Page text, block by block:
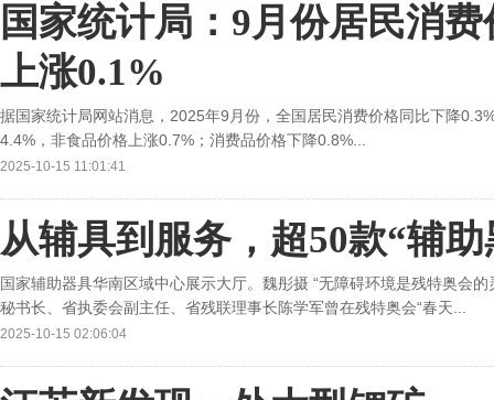
国家统计局：9月份居民消
上涨0.1%
据国家统计局网站消息，2025年9月份，全国居民消费价格同比下降
4.4%，非食品价格上涨0.7%；消费品价格下降0.8%...
2025-10-15 11:01:41
从辅具到服务，超50款“辅
国家辅助器具华南区域中心展示大厅。魏彤摄 “无障碍环境是残特奥会
秘书长、省执委会副主任、省残联理事长陈学军曾在残特奥会“春天...
2025-10-15 02:06:04